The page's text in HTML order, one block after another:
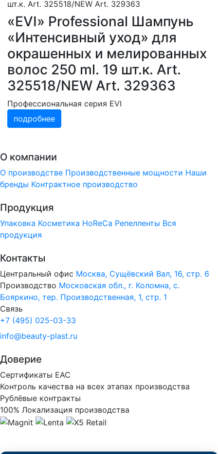
«EVI» Professional Шампунь
«Интенсивный уход» для
окрашенных и мелированных
волос 250 ml. 19 шт.к. Art.
325518/NEW Art. 329363
Профессиональная серия EVI
подробнее
О компании
О производстве Производственные мощности Наши
бренды Контрактное производство
Продукция
Упаковка Косметика HoReCa Репелленты Вся
продукция
Контакты
Центральный офис Москва, Сущёвский Вал, 16, стр. 6
Производство Московская обл., г. Коломна, с.
Бояркино, тер. Производственная, 1, стр. 1
Связь
+7 (495) 025-03-33
info@beauty-plast.ru
Доверие
Сертификаты ЕАС
Контроль качества на всех этапах производства
Рублёвые контракты
100% Локализация производства